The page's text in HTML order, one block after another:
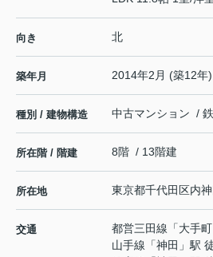
向き 北
築年月 2014年2月 (築12年)
種別 / 建物構造 中古マンション /
所在階 / 階建 8階 / 13階建
所在地 東京都千代田区内神
交通 都営三田線 「大手町
山手線 「神田 」駅